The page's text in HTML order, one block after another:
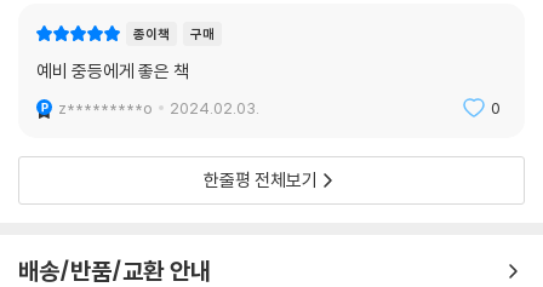
미, 동양 철학자들의 치열한 삶까지, 모든 것을 담고 있는 역대급 청소년 인
종이책 구매
예비 중등에게 좋은 책
z*********o 2024.02.03. 0
한줄평 전체보기
배송/반품/교환 안내